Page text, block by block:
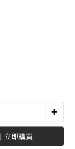
立即購買